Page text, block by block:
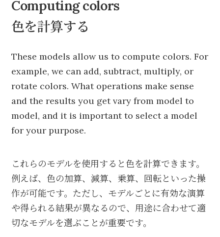
Computing colors
色を計算する
These models allow us to compute colors. For
example, we can add, subtract, multiply, or
rotate colors. What operations make sense
and the results you get vary from model to
model, and it is important to select a model
for your purpose.
これらのモデルを使用すると色を計算できます。
例えば、色の加算、減算、乗算、回転といった操
作が可能です。ただし、モデルごとに有効な演算
や得られる結果が異なるので、用途に合わせて適
切なモデルを選ぶことが重要です。